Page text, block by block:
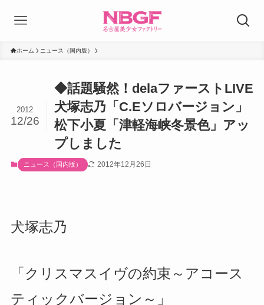
ホーム ニュース（国内版）
◆話題騒然！delaファーストLIVE
犬塚志乃「C.Eソロバージョン」
松下小夏「津軽海峡冬景色」アッ
プしました
2012
12/26
ニュース（国内版） 2012年12月26日
犬塚志乃
「クリスマスイヴの約束～アコース
ティックバージョン～」